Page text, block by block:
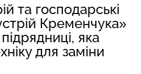
та господарські
Кременчука»
яка
для заміни